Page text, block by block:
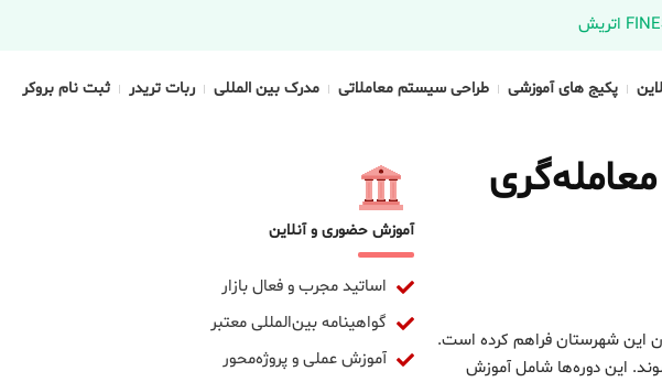
پکیج های آموزشی طراحی سیستم معاملاتی مدرک بین المللی ربات تریدر ثبت نام بروکر
این شهرستان فراهم کرده است.
این دوره‌ها شامل آموزش
آموزش حضوری و آنلاین
اساتید مجرب و فعال بازار
گواهینامه بین‌المللی معتبر
آموزش عملی و پروژه‌محور